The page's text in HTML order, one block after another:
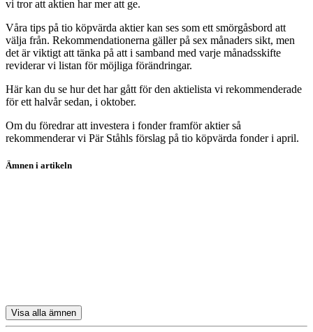
vi tror att aktien har mer att ge.
Våra tips på tio köpvärda aktier kan ses som ett smörgåsbord att
välja från. Rekommendationerna gäller på sex månaders sikt, men
det är viktigt att tänka på att i samband med varje månadsskifte
reviderar vi listan för möjliga förändringar.
Här kan du se hur det har gått för den aktielista vi rekommenderade
för ett halvår sedan, i oktober.
Om du föredrar att investera i fonder framför aktier så
rekommenderar vi Pär Ståhls förslag på tio köpvärda fonder i april.
Ämnen i artikeln
Visa alla ämnen